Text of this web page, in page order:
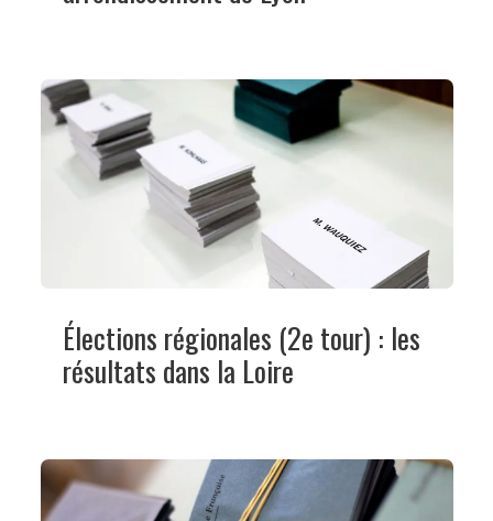
Élections régionales (2e tour) : les
résultats dans la Loire